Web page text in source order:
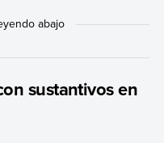
sustantivos en